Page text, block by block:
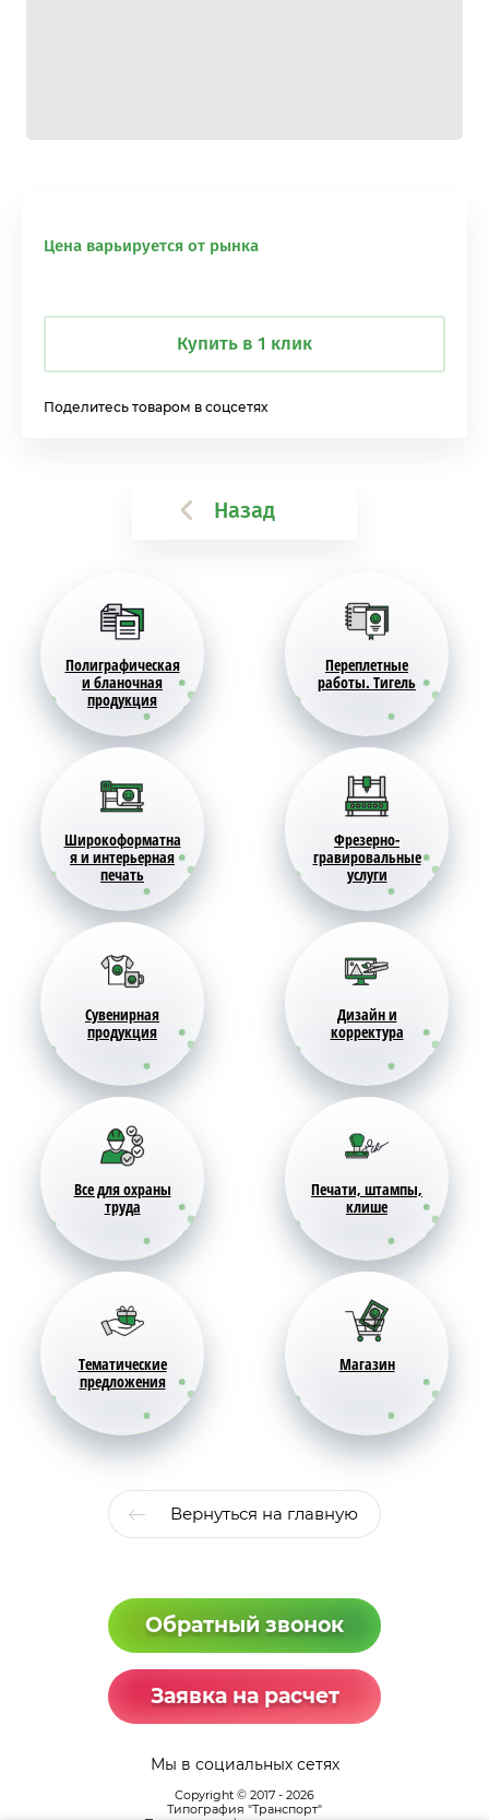
Цена варьируется от рынка
Купить в 1 клик
Поделитесь товаром в соцсетях
Назад
Полиграфическая
и бланочная
продукция
Переплетные
работы. Тигель
Широкоформатна
я и интерьерная
печать
Фрезерно-
гравировальные
услуги
Сувенирная
продукция
Дизайн и
корректура
Все для охраны
труда
Печати, штампы,
клише
Тематические
предложения
Магазин
Вернуться на главную
Обратный звонок
Заявка на расчет
Мы в социальных сетях
Copyright © 2017 - 2026
Типография "Транспорт"